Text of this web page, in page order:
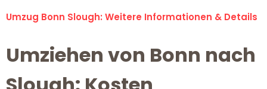
Umzug Bonn Slough: Weitere Informationen & Details
Umziehen von Bonn nach